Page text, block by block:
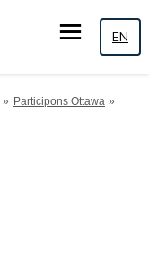
EN
Participons Ottawa